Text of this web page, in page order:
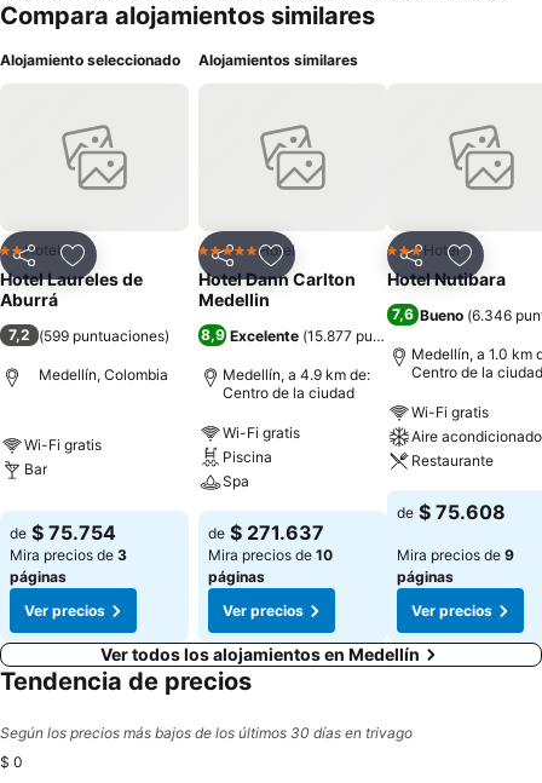
Estación Metro Estadio a 1.3 km, Centro comercial Unicentro a 1.7
km, Éxito de Colombia a 2.2 km, Plaza Mayor a 2.5 km, Terminal del
Compara alojamientos similares
Alojamiento seleccionado
CompartirAgregar a favoritos
2 Estrellas
Hotel
Hotel Laureles de
Aburrá
7,2 (599 puntuaciones)
Medellín, Colombia
Wi-Fi gratis
Bar
de $ 75.754
Mira precios de 3
páginas
Ver precios
Alojamientos similares
CompartirAgregar a favoritos
5 EstrellasHotel
Hotel Dann Carlton
Medellin
8,9 Excelente (15.877 puntuaciones
Medellín, a 4.9 km de:
Centro de la ciudad
Wi-Fi gratis
Piscina
Spa
de $ 271.637
Mira precios de 10
páginas
Ver precios
CompartirAgregar
3 Estrellas
Hotel
Hotel Nutibara
7,6 Bueno (6.346
Medellín, a 1.0 km
Centro de la ciudad
Wi-Fi gratis
Aire acondicionado
Restaurante
de $ 75.608
Mira precios de 9
páginas
Ver precios
Ver todos los alojamientos en Medellín
Tendencia de precios
Según los precios más bajos de los últimos 30 días en trivago
$ 0